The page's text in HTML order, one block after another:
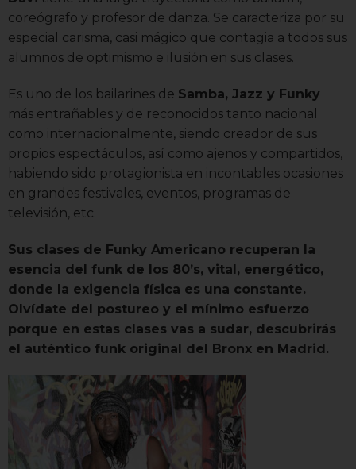
coreógrafo y profesor de danza. Se caracteriza por su
especial carisma, casi mágico que contagia a todos sus
alumnos de optimismo e ilusión en sus clases.
Es uno de los bailarines de Samba, Jazz y Funky
más entrañables y de reconocidos tanto nacional
como internacionalmente, siendo creador de sus
propios espectáculos, así como ajenos y compartidos,
habiendo sido protagionista en incontables ocasiones
en grandes festivales, eventos, programas de
televisión, etc.
Sus clases de Funky Americano recuperan la
esencia del funk de los 80’s, vital, energético,
donde la exigencia física es una constante.
Olvídate del postureo y el mínimo esfuerzo
porque en estas clases vas a sudar, descubrirás
el auténtico funk original del Bronx en Madrid.